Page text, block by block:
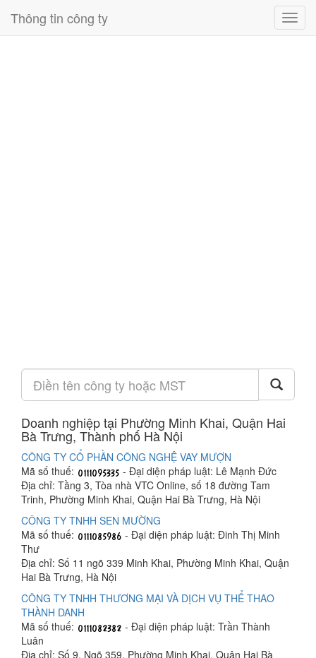
Thông tin công ty
Doanh nghiệp tại Phường Minh Khai, Quận Hai
Bà Trưng, Thành phố Hà Nội
CÔNG TY CỔ PHẦN CÔNG NGHỆ VAY MƯỢN
Mã số thuế:
- Đại diện pháp luật: Lê Mạnh Đức
Địa chỉ: Tầng 3, Tòa nhà VTC Online, số 18 đường Tam
Trinh, Phường Minh Khai, Quận Hai Bà Trưng, Hà Nội
CÔNG TY TNHH SEN MƯỜNG
Mã số thuế:
- Đại diện pháp luật: Đinh Thị Minh
Thư
Địa chỉ: Số 11 ngõ 339 Minh Khai, Phường Minh Khai, Quận
Hai Bà Trưng, Hà Nội
CÔNG TY TNHH THƯƠNG MẠI VÀ DỊCH VỤ THỂ THAO
THÀNH DANH
Mã số thuế:
- Đại diện pháp luật: Trần Thành
Luân
Địa chỉ: Số 9, Ngõ 359, Phường Minh Khai, Quận Hai Bà